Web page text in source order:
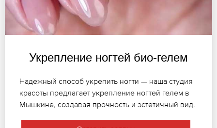
Укрепление ногтей био-гелем
Надежный способ укрепить ногти — наша студия
красоты предлагает укрепление ногтей гелем в
Мышкине, создавая прочность и эстетичный вид.